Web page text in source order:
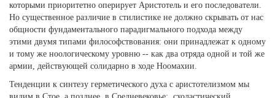
которыми приоритетно оперирует Аристотель и его последователи.
Но существенное различие в стилистике не должно скрывать от нас
общности фундаментального парадигмального подхода между
этими двумя типами философствования: они принадлежат к одному
и тому же ноологическому уровню -- как два отряда одной и той же
армии, действующей солидарно в ходе Ноомахии.
Тенденции к синтезу герметического духа с аристотелизмом мы